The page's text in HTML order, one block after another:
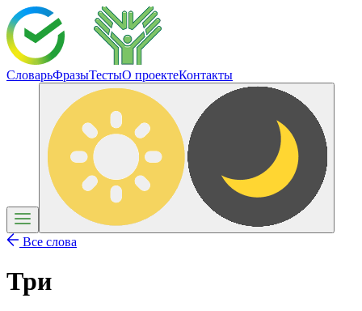
СловарьФразыТестыО проектеКонтакты
Все слова
Три